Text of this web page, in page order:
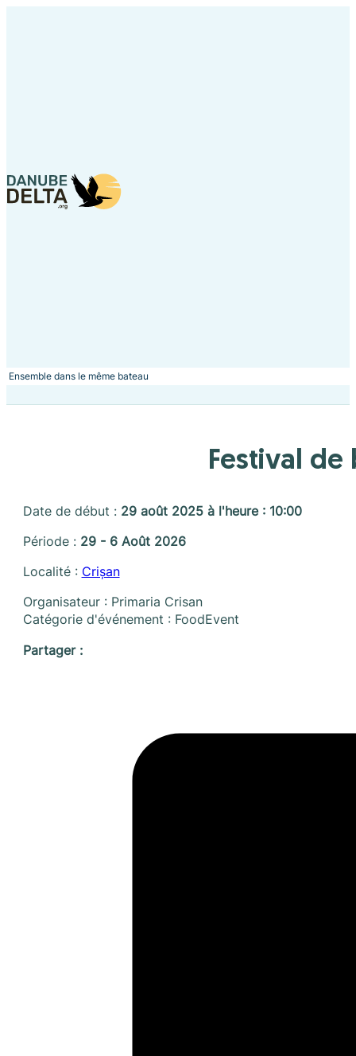
Ensemble dans le même bateau
Festival
Date de début : 29 août 2025 à l'heure : 10:00
Période :29 - 6 Août 2026
Localité : Crișan
Organisateur : Primaria Crisan
Catégorie d'événement : FoodEvent
Partager :